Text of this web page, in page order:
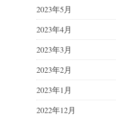
2023年5月
2023年4月
2023年3月
2023年2月
2023年1月
2022年12月